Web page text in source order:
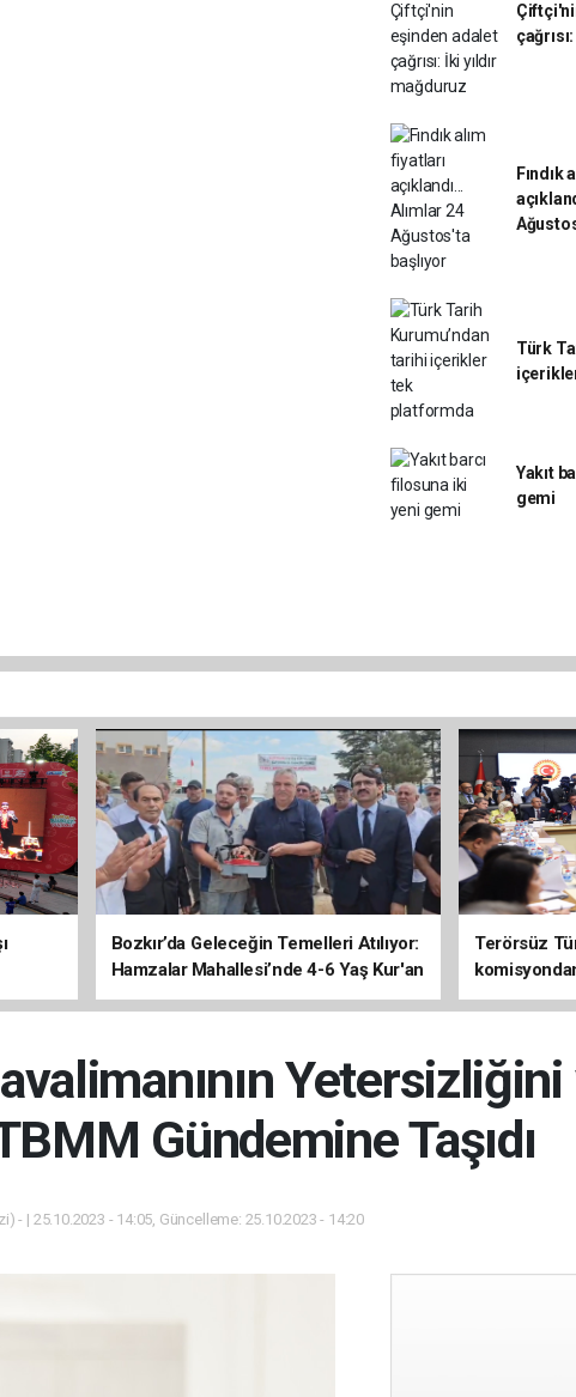
Fındık
Türk
Yakıt
gemi
Bozkır’da Geleceğin Temelleri Atılıyor:
Hamzalar Mahallesi’nde 4-6 Yaş Kur'an
Kursu İnşaatı Başladı
Terörsüz
Yetersizliğini
Gündemine Taşıdı
- | 25.10.2023 - 14:05, Güncelleme: 25.10.2023 - 14:20